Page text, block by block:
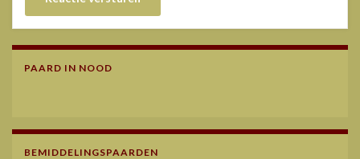
PAARD IN NOOD
BEMIDDELINGSPAARDEN